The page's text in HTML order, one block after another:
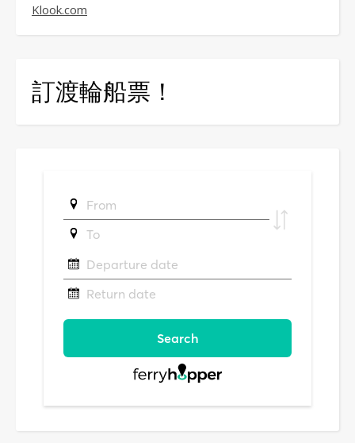
Klook.com
訂渡輪船票！